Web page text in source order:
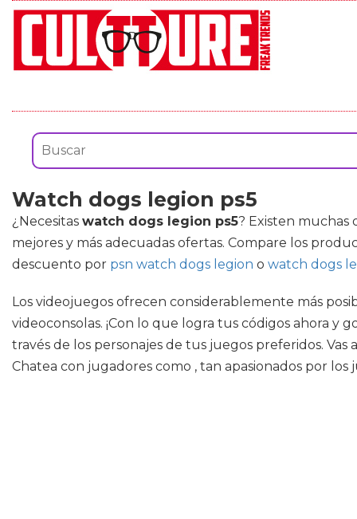
Watch dogs legion ps5
¿Necesitas watch dogs legion ps5? Existen muchas
mejores y más adecuadas ofertas. Compare los
descuento por psn watch dogs legion o watch dogs
Los videojuegos ofrecen considerablemente más
videoconsolas. ¡Con lo que logra tus códigos ahora y
través de los personajes de tus juegos preferidos.
Chatea con jugadores como , tan apasionados por